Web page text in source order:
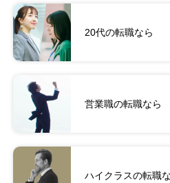
20代の転職なら
営業職の転職なら
ハイクラスの転職